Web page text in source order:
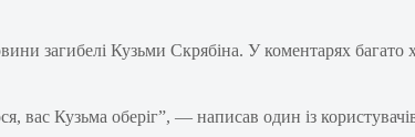
загибелі Кузьми Скрябіна. У коментарях багато
вас Кузьма оберіг”, — написав один із